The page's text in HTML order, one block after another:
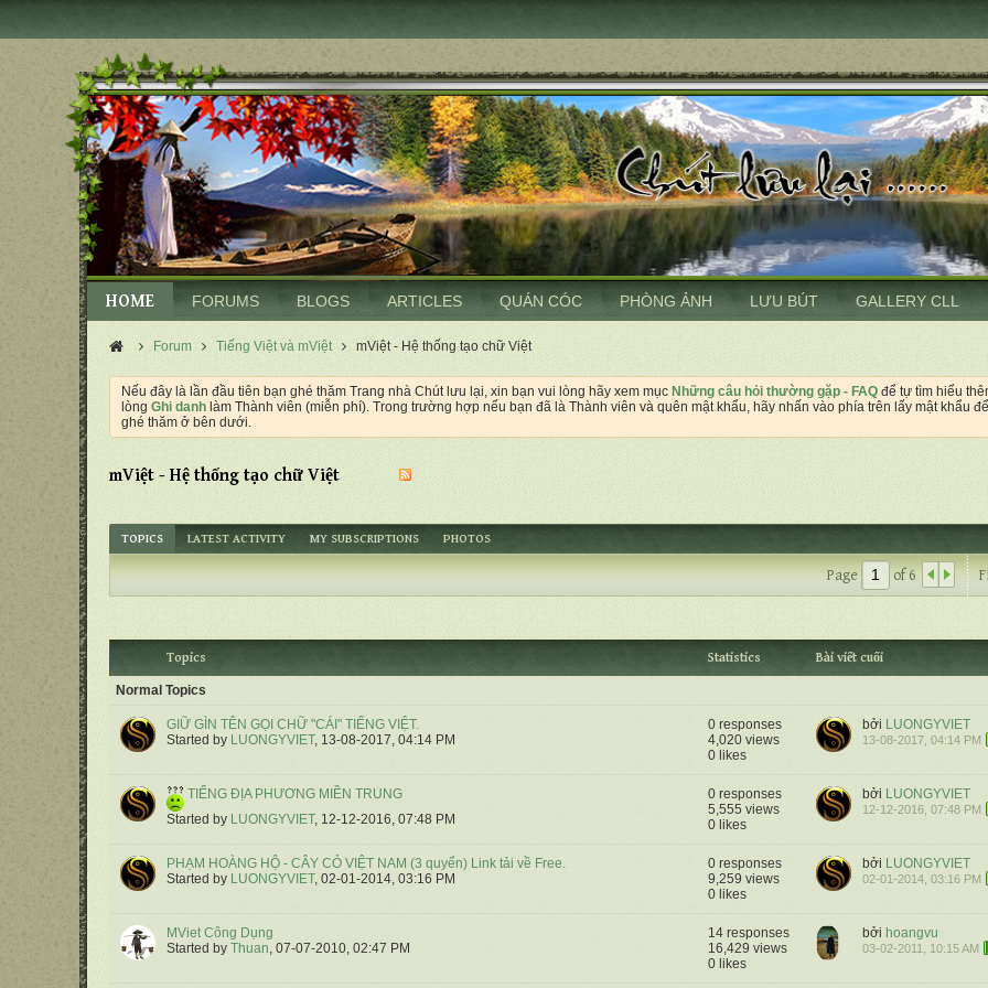
HOME FORUMS BLOGS ARTICLES QUÁN CÓC PHÒNG ẢNH LƯU BÚT GALLERY CLL
Forum Tiếng Việt và mViệt mViệt - Hệ thống tạo chữ Việt
Nếu đây là lần đầu tiên bạn ghé thăm Trang nhà Chút lưu lại, xin bạn vui lòng hãy xem mục Những câu hỏi thường gặp - FAQ để tự tìm hiểu
lòng Ghi danh làm Thành viên (miễn phí). Trong trường hợp nếu bạn đã là Thành viên và quên mật khẩu, hãy nhấn vào phía trên lấy mật khẩu
ghé thăm ở bên dưới.
mViệt - Hệ thống tạo chữ Việt
TOPICS LATEST ACTIVITY MY SUBSCRIPTIONS PHOTOS
Page of6
Topics Statistics Bài viết cuối
Normal Topics
GIỮ GÌN TÊN GỌI CHỮ "CÁI" TIẾNG VIỆT.
Started by LUONGYVIET, 13-08-2017, 04:14 PM
0 responses
4,020 views
0 likes
bởi LUONGYVIET
13-08-2017, 04:14 PM
TIẾNG ĐỊA PHƯƠNG MIỀN TRUNG
Started by LUONGYVIET, 12-12-2016, 07:48 PM
0 responses
5,555 views
0 likes
bởi LUONGYVIET
12-12-2016, 07:48 PM
PHẠM HOÀNG HỘ - CÂY CỎ VIỆT NAM (3 quyển) Link tải về Free.
Started by LUONGYVIET, 02-01-2014, 03:16 PM
0 responses
9,259 views
0 likes
bởi LUONGYVIET
02-01-2014, 03:16 PM
MViet Công Dụng
Started by Thuan, 07-07-2010, 02:47 PM
14 responses
16,429 views
0 likes
bởi hoangvu
03-02-2011, 10:15 AM
Tranh
...